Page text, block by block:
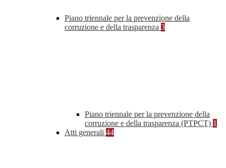
Piano triennale per la prevenzione della
corruzione e della trasparenza 3
Piano triennale per la prevenzione della
corruzione e della trasparenza (PTPCT) 1
Atti generali 44